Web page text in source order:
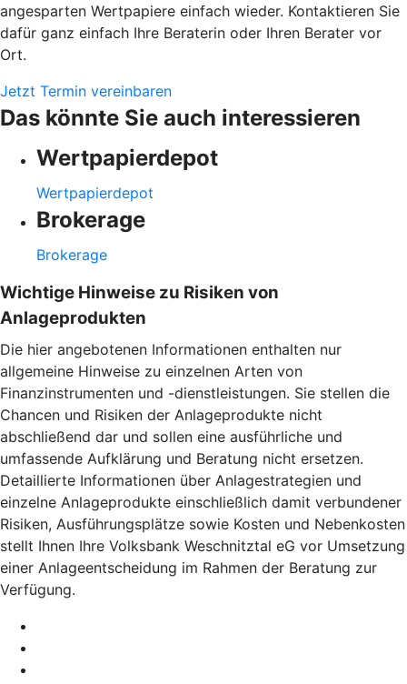
angesparten Wertpapiere einfach wieder. Kontaktieren Sie
dafür ganz einfach Ihre Beraterin oder Ihren Berater vor
Ort.
Jetzt Termin vereinbaren
Das könnte Sie auch interessieren
Wertpapierdepot
Wertpapierdepot
Brokerage
Brokerage
Wichtige Hinweise zu Risiken von
Anlageprodukten
Die hier angebotenen Informationen enthalten nur
allgemeine Hinweise zu einzelnen Arten von
Finanzinstrumenten und -dienstleistungen. Sie stellen die
Chancen und Risiken der Anlageprodukte nicht
abschließend dar und sollen eine ausführliche und
umfassende Aufklärung und Beratung nicht ersetzen.
Detaillierte Informationen über Anlagestrategien und
einzelne Anlageprodukte einschließlich damit verbundener
Risiken, Ausführungsplätze sowie Kosten und Nebenkosten
stellt Ihnen Ihre Volksbank Weschnitztal eG vor Umsetzung
einer Anlageentscheidung im Rahmen der Beratung zur
Verfügung.